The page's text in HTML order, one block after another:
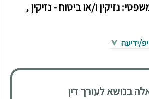
נזיקין ו/או ביטוח - נזיקין ,
ידיעה
בנושא לעורך דין